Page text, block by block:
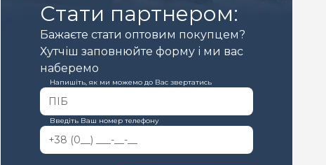
Стати партнером:
Бажаєте стати оптовим покупцем?
Хутчіш заповнюйте форму і ми вас
наберемо
Напишіть, як ми можемо до Вас звертатись
Введіть Ваш номер телефону